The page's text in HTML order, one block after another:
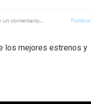
los mejores estrenos y